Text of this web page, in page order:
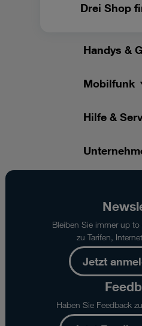
Drei Shop
Handys &
Mobilfunk
Hilfe &
Bleiben Sie immer up
zu Tarifen,
Jetzt
Haben Sie Feedback